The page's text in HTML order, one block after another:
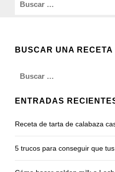
BUSCAR UNA RECETA
Buscar:
ENTRADAS
Receta de tarta de calabaza
5 trucos para conseguir que